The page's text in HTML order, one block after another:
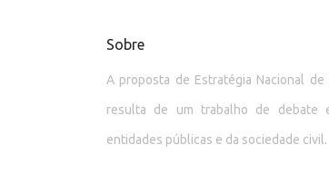
Sobre
A proposta de Estratégia Nacional
resulta de um trabalho de debate
entidades públicas e da sociedade civil.